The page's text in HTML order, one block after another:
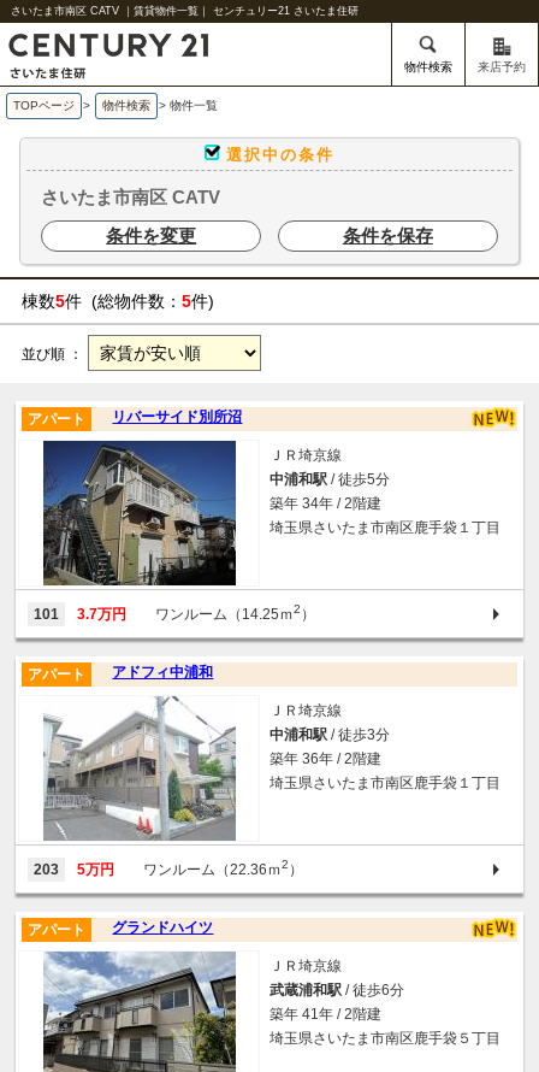
さいたま市南区 CATV ｜賃貸物件一覧｜ センチュリー21 さいたま住研
物件検索 来店予約
TOPページ > 物件検索 > 物件一覧
選択中の条件
さいたま市南区 CATV
条件を変更
条件を保存
棟数5件 (総物件数： 5件)
並び順 ：
リバーサイド別所沼
アパート
ＪＲ埼京線
中浦和駅 / 徒歩5分
築年 34年 / 2階建
埼玉県さいたま市南区鹿手袋１丁目
101 3.7万円 ワンルーム（14.25ｍ2 ）
アドフィ中浦和
アパート
ＪＲ埼京線
中浦和駅 / 徒歩3分
築年 36年 / 2階建
埼玉県さいたま市南区鹿手袋１丁目
203 5万円 ワンルーム（22.36ｍ2 ）
グランドハイツ
アパート
ＪＲ埼京線
武蔵浦和駅 / 徒歩6分
築年 41年 / 2階建
埼玉県さいたま市南区鹿手袋５丁目